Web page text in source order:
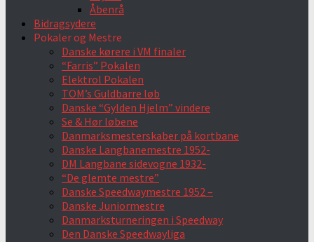
Åbenrå
Bidragsydere
Pokaler og Mestre
Danske kørere i VM finaler
“Farris” Pokalen
Elektrol Pokalen
TOM’s Guldbarre løb
Danske “Gylden Hjelm” vindere
Se & Hør løbene
Danmarksmesterskaber på kortbane
Danske Langbanemestre 1952-
DM Langbane sidevogne 1932-
“De glemte mestre”
Danske Speedwaymestre 1952 –
Danske Juniormestre
Danmarksturneringen i Speedway
Den Danske Speedwayliga